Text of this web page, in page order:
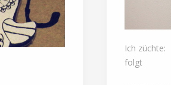
Ich züchte:
folgt